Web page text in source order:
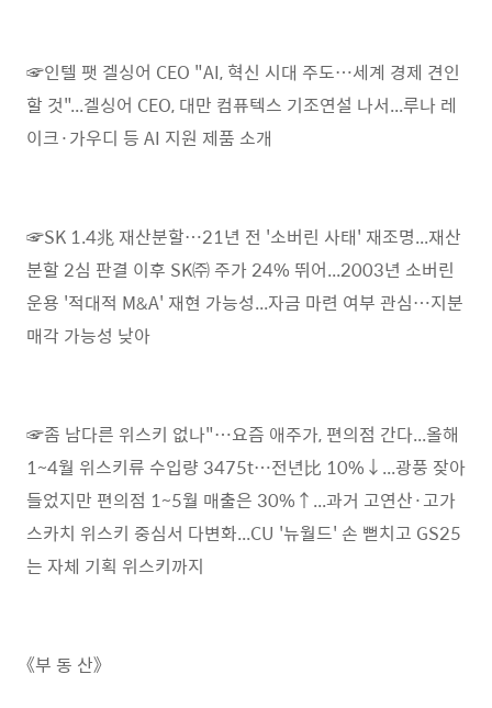
☞인텔 팻 겔싱어 CEO "AI, 혁신 시대 주도…세계 경제 견인
할 것"...겔싱어 CEO, 대만 컴퓨텍스 기조연설 나서...루나 레
이크·가우디 등 AI 지원 제품 소개
☞SK 1.4兆 재산분할…21년 전 '소버린 사태' 재조명...재산
분할 2심 판결 이후 SK㈜ 주가 24% 뛰어...2003년 소버린
운용 '적대적 M&A' 재현 가능성...자금 마련 여부 관심…지분
매각 가능성 낮아
☞좀 남다른 위스키 없나"…요즘 애주가, 편의점 간다...올해
1~4월 위스키류 수입량 3475t…전년比 10%↓...광풍 잦아
들었지만 편의점 1~5월 매출은 30%↑...과거 고연산·고가
스카치 위스키 중심서 다변화...CU '뉴월드' 손 뻗치고 GS25
는 자체 기획 위스키까지
《부 동 산》